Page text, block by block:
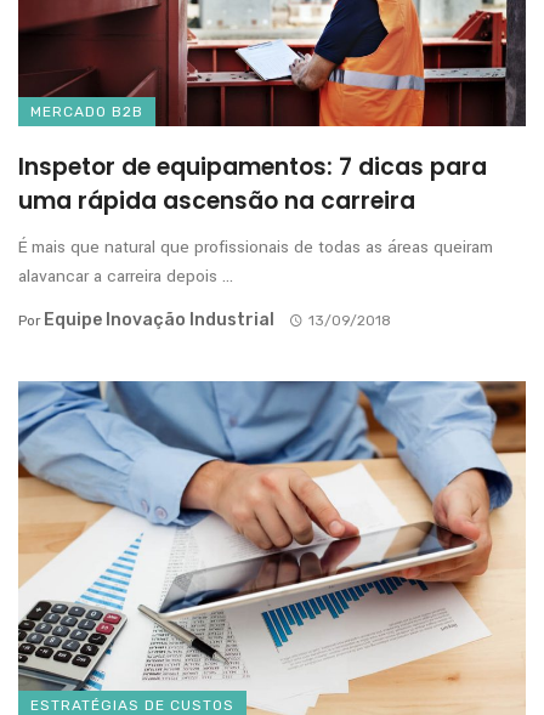
MERCADO B2B
Inspetor de equipamentos: 7 dicas para
uma rápida ascensão na carreira
É mais que natural que profissionais de todas as áreas queiram
alavancar a carreira depois ...
Por Equipe Inovação Industrial 13/09/2018
ESTRATÉGIAS DE CUSTOS